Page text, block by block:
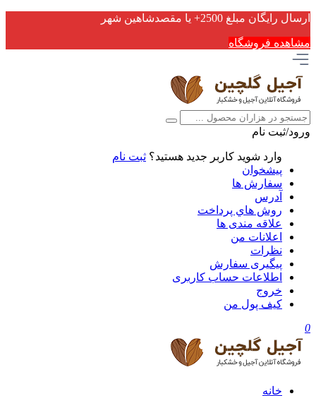
ارسال رایگان مبلغ 2500+ یا مقصدشاهین شهر
مشاهده فروشگاه
ورود/ثبت نام
وارد شوید کاربر جدید هستید؟ ثبت نام
پیشخوان
سفارش ها
آدرس
روش هاي پرداخت
علاقه مندی ها
اعلانات من
نظرات
پیگیری سفارش
اطلاعات حساب كاربری
خروج
کیف پول من
0
خانه